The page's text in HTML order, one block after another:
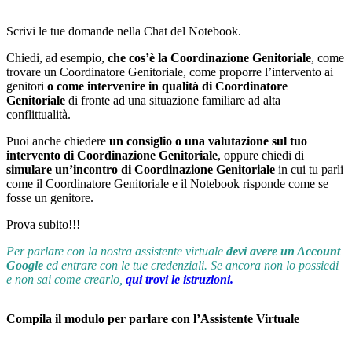
Scrivi le tue domande nella Chat del Notebook.
Chiedi, ad esempio, che cos’è la Coordinazione Genitoriale, come
trovare un Coordinatore Genitoriale, come proporre l’intervento ai
genitori o come intervenire in qualità di Coordinatore
Genitoriale di fronte ad una situazione familiare ad alta
conflittualità.
Puoi anche chiedere un consiglio o una valutazione sul tuo
intervento di Coordinazione Genitoriale, oppure chiedi di
simulare un’incontro di Coordinazione Genitoriale in cui tu parli
come il Coordinatore Genitoriale e il Notebook risponde come se
fosse un genitore.
Prova subito!!!
Per parlare con la nostra assistente virtuale devi avere un Account
Google ed entrare con le tue credenziali. Se ancora non lo possiedi
e non sai come crearlo, qui trovi le istruzioni.
Compila il modulo per parlare con l’Assistente Virtuale